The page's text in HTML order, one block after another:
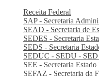
Receita Federal
SAP - Secretaria
SEAD - Secretaria de
SEDES - Secretaria
SEDS - Secretaria
SEDUC - SEDU - SED
SEE - Secretaria Estado
SEFAZ - Secretaria da